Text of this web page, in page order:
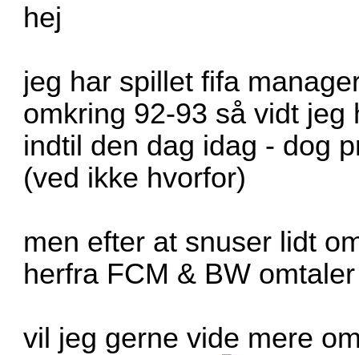
hej
jeg har spillet fifa
omkring 92-93 så vidt
indtil den dag idag - dog
(ved ikke hvorfor)
men efter at snuser lidt
herfra FCM & BW
vil jeg gerne vide mere